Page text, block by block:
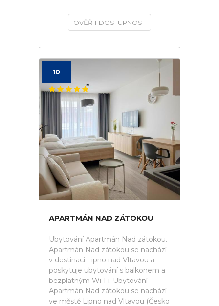
OVĚŘIT DOSTUPNOST
10
APARTMÁN NAD ZÁTOKOU
Ubytování Apartmán Nad zátokou.
Apartmán Nad zátokou se nachází
v destinaci Lipno nad Vltavou a
poskytuje ubytování s balkonem a
bezplatným Wi-Fi. Ubytování
Apartmán Nad zátokou se nachází
ve městě Lipno nad Vltavou (Česko